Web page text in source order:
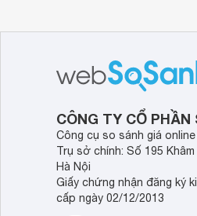
CÔNG TY CỔ PHẦN
Công cụ so sánh giá
Trụ sở chính: Số 195
Hà Nội
Giấy chứng nhận đăng ký
cấp ngày 02/12/2013